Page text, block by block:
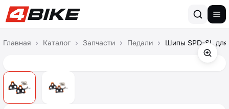
Главная Каталог Запчасти Педали Шипы SPD-SL для